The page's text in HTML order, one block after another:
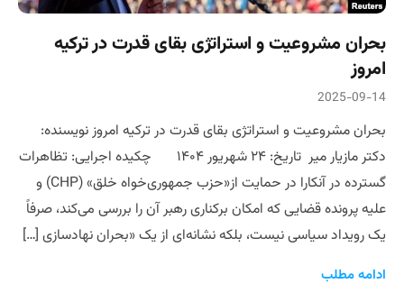
بحران مشروعیت و استراتژی بقای قدرت در ترکیه
امروز
2025-09-14
بحران مشروعیت و استراتژی بقای قدرت در ترکیه امروز نویسنده:
دکتر مازیار میر تاریخ: ۲۴ شهریور ۱۴۰۴ چکیده اجرایی: تظاهرات
گسترده در آنکارا در حمایت از«حزب جمهوری‌خواه خلق» (CHP) و
علیه پرونده قضایی که امکان برکناری رهبر آن را بررسی می‌کند، صرفاً
یک رویداد سیاسی نیست، بلکه نشانه‌ای از یک «بحران نهادسازی […]
ادامه مطلب